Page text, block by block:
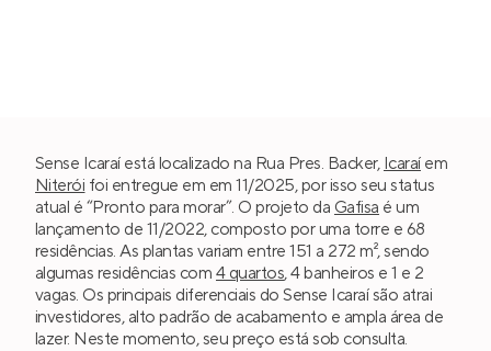
Sense Icaraí está localizado na Rua Pres. Backer, Icaraíem
Niterói foi entregue em em 11/2025, por isso seu status
atual é “Pronto para morar”. O projeto da Gafisa é um
lançamento de 11/2022, composto por uma torre e 68
residências. As plantas variam entre 151 a 272 m², sendo
algumas residências com 4 quartos, 4 banheiros e 1 e 2
vagas. Os principais diferenciais do Sense Icaraí são atrai
investidores, alto padrão de acabamento e ampla área de
lazer. Neste momento, seu preço está sob consulta.